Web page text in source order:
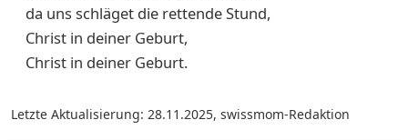
da uns schläget die rettende Stund,
Christ in deiner Geburt,
Christ in deiner Geburt.
Letzte Aktualisierung: 28.11.2025, swissmom-Redaktion